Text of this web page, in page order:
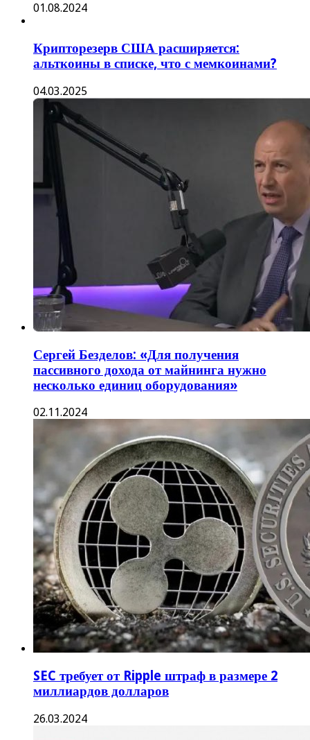
01.08.2024
Крипторезерв США расширяется:
альткоины в списке, что с мемкоинами?
04.03.2025
Сергей Безделов: «Для получения
пассивного дохода от майнинга нужно
несколько единиц оборудования»
02.11.2024
SEC требует от Ripple штраф в размере 2
миллиардов долларов
26.03.2024